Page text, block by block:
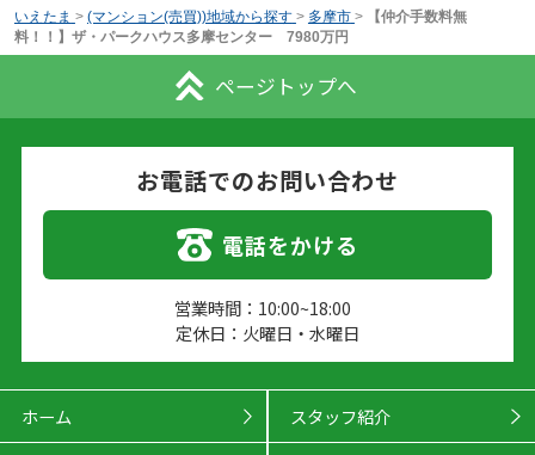
いえたま > (マンション(売買))地域から探す > 多摩市 >
【仲介手数料無
料！！】ザ・パークハウス多摩センター 7980万円
ページトップへ
お電話でのお問い合わせ
電話をかける
営業時間：10:00~18:00
定休日：火曜日・水曜日
ホーム スタッフ紹介